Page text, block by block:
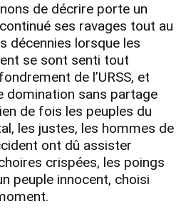
de décrire porte un
ses ravages tout au
décennies lorsque les
se sont senti tout
de l’URSS, et
domination sans partage
de fois les peuples du
les justes, les hommes de
ont dû assister
crispées, les poings
peuple innocent, choisi